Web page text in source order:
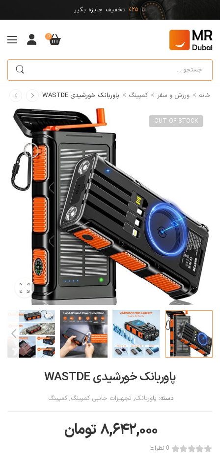
تا 25% تخفیف جایزه بگیر
0
خانه > ورزش و سفر > کمپینگ > پاوربانک خورشیدی WASTDE
OUT OF STOCK
پاوربانک خورشیدی WASTDE
دسته: پاوربانک, تجهیزات جانبی کمپینگ,کمپینگ
۸,۶۴۲,۰۰۰تومان
0 نظرات